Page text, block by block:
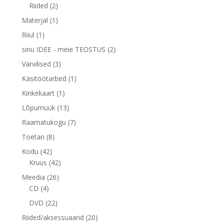
Riided 22
toodet
Materjal 1 1
Riiul 1 1
toode
sinu IDEE - meie TEOSTUS 22
Värvilised 33
toodet
Käsitöötarbed 1 1
Kinkekaart 1 1
toode
Lõpumüük 1313
toodet
Raamatukogu 77
Toetan 88
Kodu 4242
toodet
Kruus 4242
toodet
Meedia 2626
CD 44
toodet
DVD 2222
Riided/aksessuaarid 2020